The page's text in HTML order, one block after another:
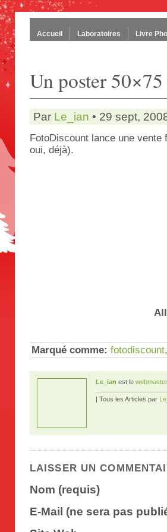
Accueil Laboratoires Livre
Un poster
Par Le_ian • 29 sept,
FotoDiscount lance une
oui, déjà).
Marqué comme: fotodiscount,
Le_ian est le webmaster
| Tous les Articles par
LAISSER UN
Nom (requis)
E-Mail (ne sera pas